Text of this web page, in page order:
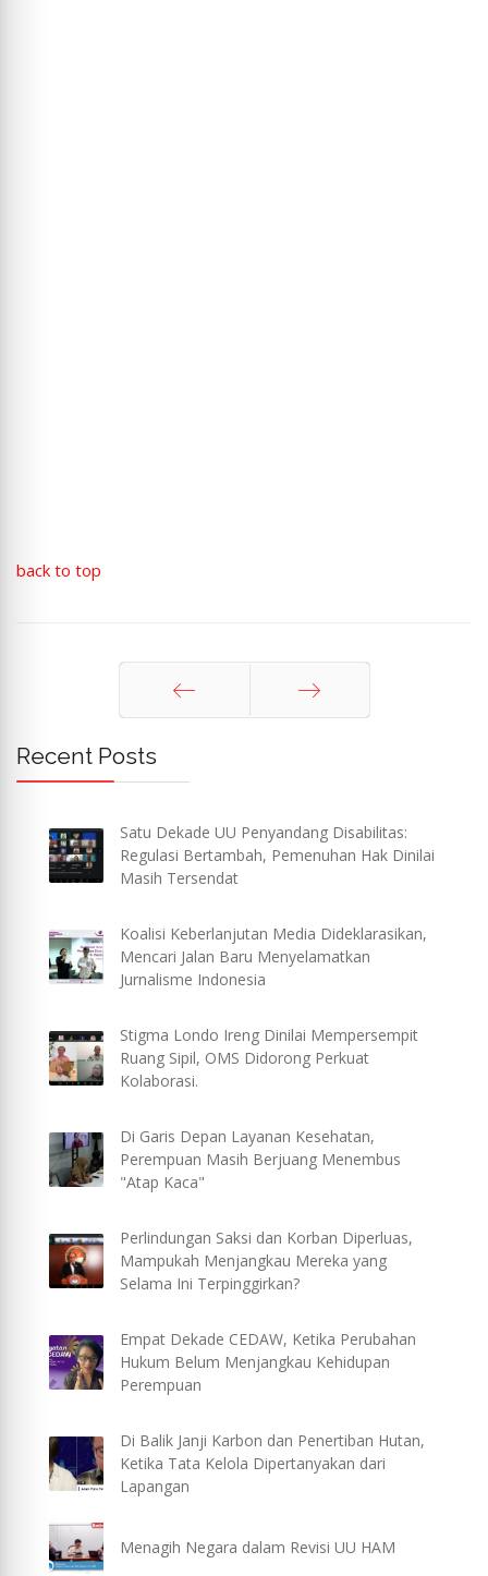
back to top
Recent Posts
Satu Dekade UU Penyandang Disabilitas:
Regulasi Bertambah, Pemenuhan Hak Dinilai
Masih Tersendat
Koalisi Keberlanjutan Media Dideklarasikan,
Mencari Jalan Baru Menyelamatkan
Jurnalisme Indonesia
Stigma Londo Ireng Dinilai Mempersempit
Ruang Sipil, OMS Didorong Perkuat
Kolaborasi.
Di Garis Depan Layanan Kesehatan,
Perempuan Masih Berjuang Menembus
"Atap Kaca"
Perlindungan Saksi dan Korban Diperluas,
Mampukah Menjangkau Mereka yang
Selama Ini Terpinggirkan?
Empat Dekade CEDAW, Ketika Perubahan
Hukum Belum Menjangkau Kehidupan
Perempuan
Di Balik Janji Karbon dan Penertiban Hutan,
Ketika Tata Kelola Dipertanyakan dari
Lapangan
Menagih Negara dalam Revisi UU HAM